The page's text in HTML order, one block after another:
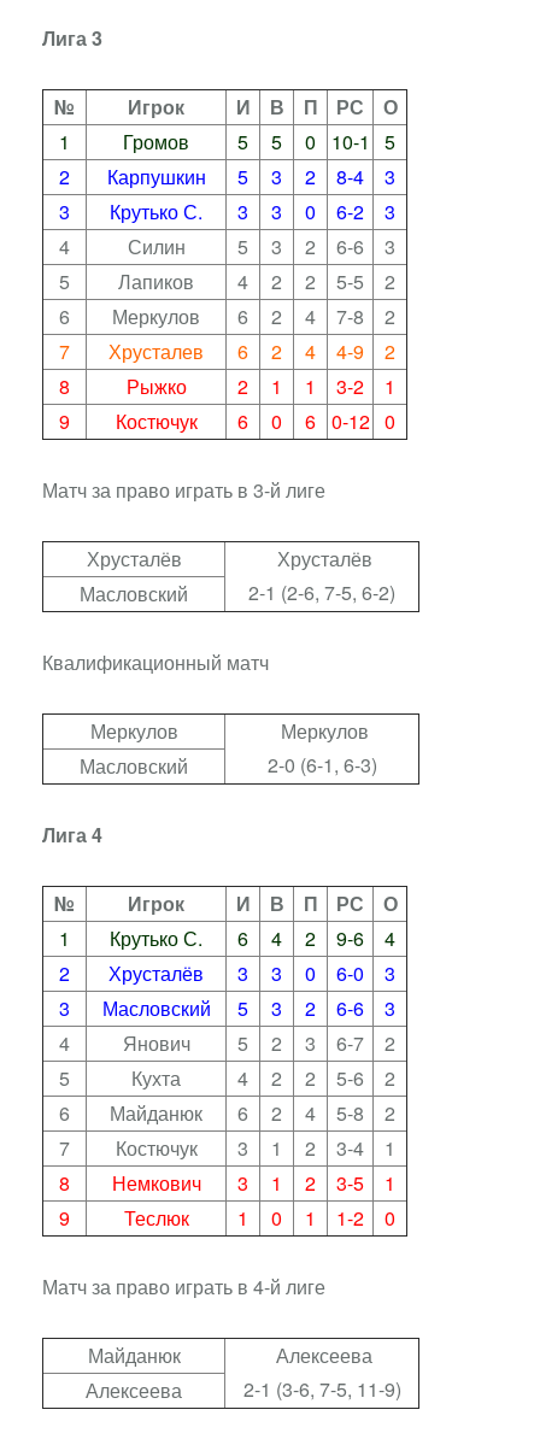
Лига 3
№ Игрок И В П РС
О
1
Громов 5 5 0 10-1
5
2
Карпушкин 5 3 2 8-4
3
3
Крутько С. 3 3 0 6-2
3
4
Силин 5 3 2 6-6
3
5
Лапиков 4 2 2 5-5
2
6
Меркулов 6 2 4 7-8
2
7
Хрусталев 6 2 4 4-9
2
8
Рыжко 2 1 1 3-2
1
9
Костючук 6 0 6 0-12 0
Матч за право играть в 3-й лиге
Хрусталёв
Хрусталёв
2-1 (2-6, 7-5, 6-2)
Масловский
Квалификационный матч
Меркулов
Меркулов
2-0 (6-1, 6-3)
Масловский
Лига 4
№ Игрок И В П РС
О
1
Крутько С. 6 4 2 9-6
4
2
Хрусталёв 3 3 0 6-0
3
3
Масловский 5 3 2 6-6
3
4
Янович 5 2 3 6-7
2
5
Кухта 4 2 2 5-6
2
6
Майданюк 6 2 4 5-8
2
7
Костючук 3 1 2 3-4
1
8
Немкович 3 1 2 3-5
1
9
Теслюк 1 0 1 1-2 0
Матч за право играть в 4-й лиге
Майданюк
Алексеева
2-1 (3-6, 7-5, 11-9)
Алексеева